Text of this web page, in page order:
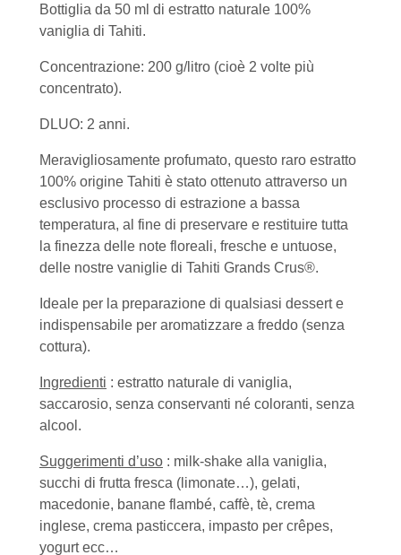
Bottiglia da 50 ml di estratto naturale 100%
vaniglia di Tahiti.
Concentrazione: 200 g/litro (cioè 2 volte più
concentrato).
DLUO: 2 anni.
Meravigliosamente profumato, questo raro estratto
100% origine Tahiti è stato ottenuto attraverso un
esclusivo processo di estrazione a bassa
temperatura, al fine di preservare e restituire tutta
la finezza delle note floreali, fresche e untuose,
delle nostre vaniglie di Tahiti Grands Crus®.
Ideale per la preparazione di qualsiasi dessert e
indispensabile per aromatizzare a freddo (senza
cottura).
Ingredienti : estratto naturale di vaniglia,
saccarosio, senza conservanti né coloranti, senza
alcool.
Suggerimenti d’uso : milk-shake alla vaniglia,
succhi di frutta fresca (limonate…), gelati,
macedonie, banane flambé, caffè, tè, crema
inglese, crema pasticcera, impasto per crêpes,
yogurt ecc…